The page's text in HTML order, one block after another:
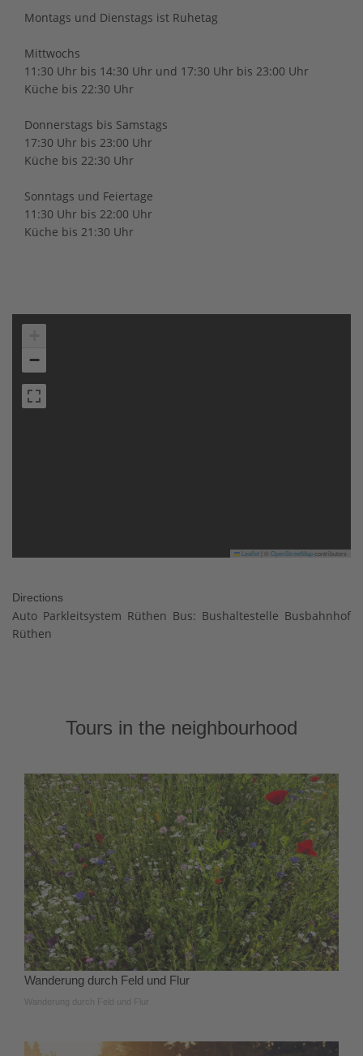
Montags und Dienstags ist Ruhetag
Mittwochs
11:30 Uhr bis 14:30 Uhr und 17:30 Uhr bis 23:00 Uhr
Küche bis 22:30 Uhr
Donnerstags bis Samstags
17:30 Uhr bis 23:00 Uhr
Küche bis 22:30 Uhr
Sonntags und Feiertage
11:30 Uhr bis 22:00 Uhr
Küche bis 21:30 Uhr
−
Leaflet OpenStreetMapcontributors
Directions
Auto Parkleitsystem Rüthen Bus: Bushaltestelle Busbahnhof
Rüthen
Tours in the neighbourhood
Wanderung durch Feld und Flur
Wanderung durch Feld und Flur